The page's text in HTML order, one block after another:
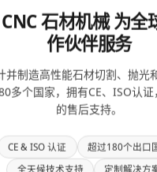
石材机械 为全
作伙伴服务
并制造高性能石材切割、抛光
多个国家，拥有CE、ISO认
的售后支持。
CE & ISO 认证
超过180个出口
全天候技术支持
定制解决方